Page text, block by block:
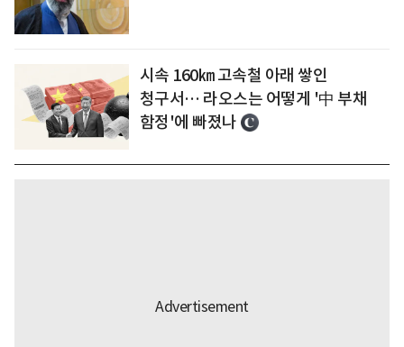
시속 160㎞ 고속철 아래 쌓인
청구서… 라오스는 어떻게 '中 부채
함정'에 빠졌나